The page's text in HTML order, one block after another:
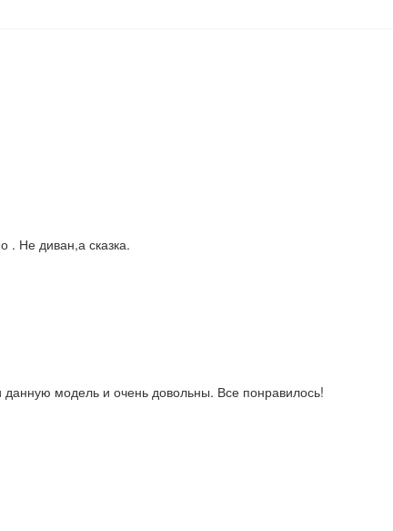
. Не диван,а сказка.
модель и очень довольны. Все понравилось!